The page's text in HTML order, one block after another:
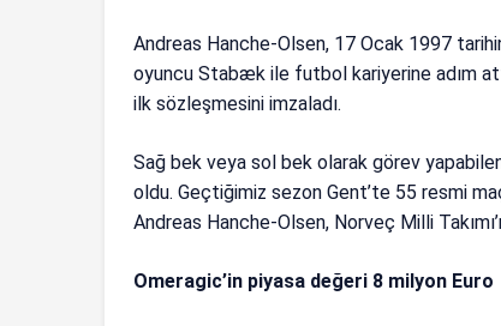
Andreas Hanche-Olsen, 17 Ocak 1997
oyuncu Stabæk ile futbol kariyerine adım
ilk sözleşmesini imzaladı.
Sağ bek veya sol bek olarak görev
oldu. Geçtiğimiz sezon Gent’te 55 resmi
Andreas Hanche-Olsen, Norveç Milli
Omeragic’in piyasa değeri 8 milyon Euro